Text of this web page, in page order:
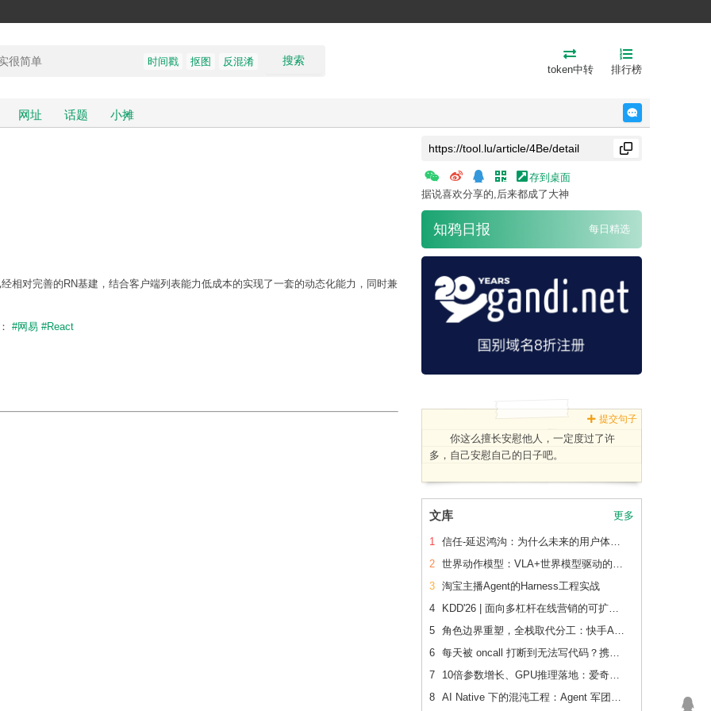
搜索
时间戳 抠图 反混淆
token中转 排行榜
网址 话题 小摊
相对完善的RN基建，结合客户端列表能力低成本的实现了一套的动态化能力，同时兼
#网易 #React
存到桌面
据说喜欢分享的,后来都成了大神
知鸦日报 每日精选
提交句子
你这么擅长安慰他人，一定度过了许
多，自己安慰自己的日子吧。
文库 更多
1
信任-延迟鸿沟：为什么未来的用户体验会刻意变慢
2
世界动作模型：VLA+世界模型驱动的Physical AI 后训练范式跃迁
3 淘宝主播Agent的Harness工程实战
4
KDD'26 | 面向多杠杆在线营销的可扩展、可追踪联合 增量建模
5
角色边界重塑，全栈取代分工：快手AI生产力体系成形
6
每天被 oncall 打断到无法写代码？携程机票前端用这套方法把重复问题解决了2/3
7
10倍参数增长、GPU推理落地：爱奇艺广告CVR模型的升级之路
8
AI Native 下的混沌工程：Agent 军团如何重新定义系统韧性验证